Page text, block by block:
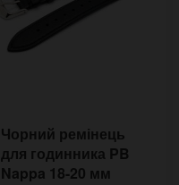
Чорний ремінець
для годинника PB
Nappa 18-20 мм